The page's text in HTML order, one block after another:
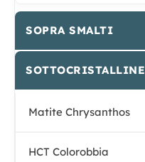
SOPRA SMALTI
SOTTOCRISTALLINE
Matite Chrysanthos
HCT Colorobbia